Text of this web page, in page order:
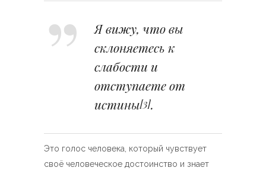
Я вижу, что вы
склоняетесь к
слабости и
отступаете от
истины[3].
Это голос человека, который чувствует
своё человеческое достоинство и знает